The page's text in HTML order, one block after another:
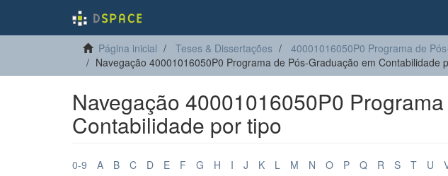
Página inicial Teses & Dissertações
40001016050P0 Programa de
Navegação 40001016050P0 Programa de Pós-Graduação em Contabilidade
Navegação 40001016050P0
Contabilidade por tipo
0-9 A B C D E F G H I J K L M N O P Q R S T U